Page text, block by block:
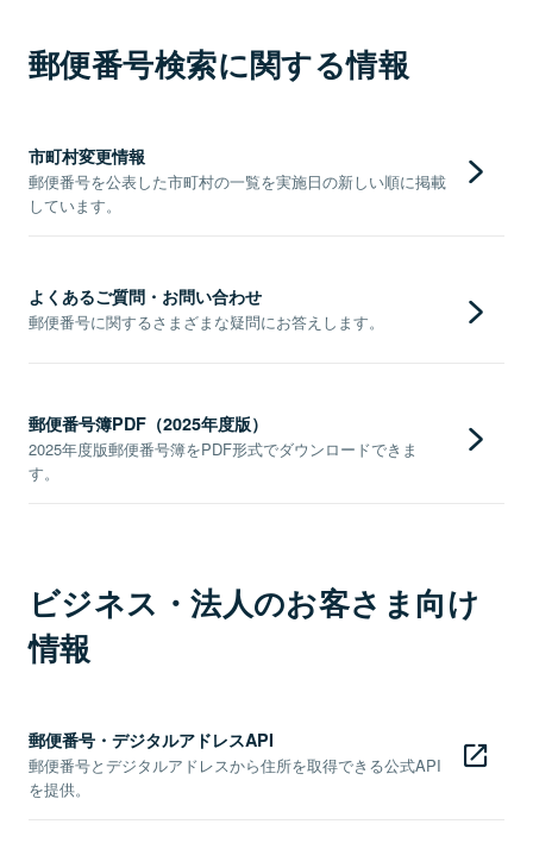
郵便番号検索に関する情報
市町村変更情報
郵便番号を公表した市町村の一覧を実施日の新しい順に掲載
しています。
よくあるご質問・お問い合わせ
郵便番号に関するさまざまな疑問にお答えします。
郵便番号簿PDF（2025年度版）
2025年度版郵便番号簿をPDF形式でダウンロードできま
す。
ビジネス・法人のお客さま向け
情報
郵便番号・デジタルアドレスAPI
郵便番号とデジタルアドレスから住所を取得できる公式API
を提供。